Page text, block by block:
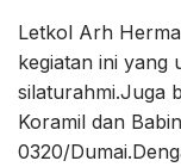
Letkol Arh
kegiatan ini yang
silaturahmi.Juga
Koramil dan
0320/